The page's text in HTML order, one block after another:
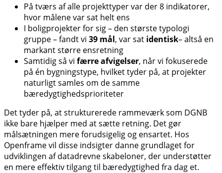
På tværs af alle projekttyper var der 8 indikatorer,
hvor målene var sat helt ens
I boligprojekter for sig – den største typologi
gruppe – fandt vi 39 mål, var sat identisk– altså en
markant større ensretning
Samtidig så vi færre afvigelser, når vi fokuserede
på én bygningstype, hvilket tyder på, at projekter
naturligt samles om de samme
bæredygtighedsprioriteter
Det tyder på, at strukturerede rammeværk som DGNB
ikke bare hjælper med at sætte retning. Det gør
målsætningen mere forudsigelig og ensartet. Hos
Openframe vil disse indsigter danne grundlaget for
udviklingen af datadrevne skabeloner, der understøtter
en mere effektiv tilgang til bæredygtighed fra dag et.